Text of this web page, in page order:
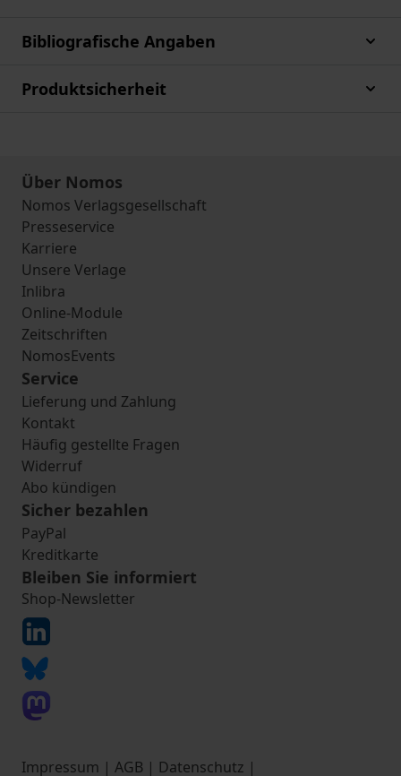
Bibliografische Angaben
Produktsicherheit
Über Nomos
Nomos Verlagsgesellschaft
Presseservice
Karriere
Unsere Verlage
Inlibra
Online-Module
Zeitschriften
NomosEvents
Service
Lieferung und Zahlung
Kontakt
Häufig gestellte Fragen
Widerruf
Abo kündigen
Sicher bezahlen
PayPal
Kreditkarte
Bleiben Sie informiert
Shop-Newsletter
Impressum | AGB | Datenschutz |